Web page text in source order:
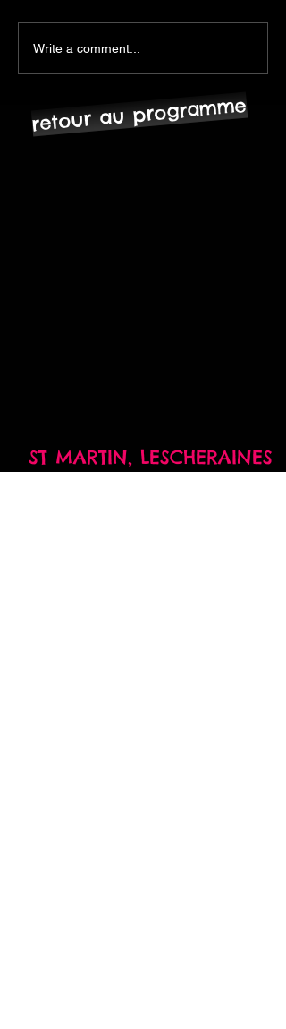
Write a comment...
retour au programme
ST MARTIN, LESCHERAINES